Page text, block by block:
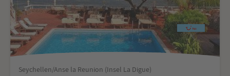
Seychellen/Anse la Reunion (Insel La Digue)